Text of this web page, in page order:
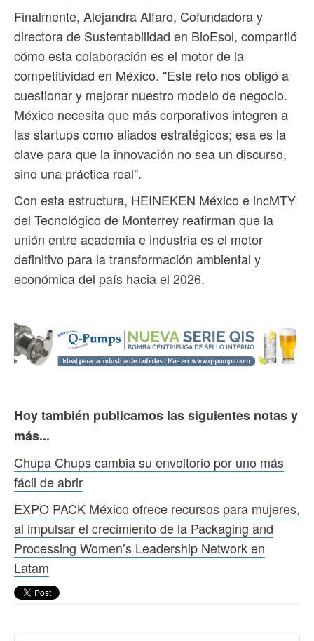
Finalmente, Alejandra Alfaro, Cofundadora y
directora de Sustentabilidad en BioEsol, compartió
cómo esta colaboración es el motor de la
competitividad en México. "Este reto nos obligó a
cuestionar y mejorar nuestro modelo de negocio.
México necesita que más corporativos integren a
las startups como aliados estratégicos; esa es la
clave para que la innovación no sea un discurso,
sino una práctica real".
Con esta estructura, HEINEKEN México e incMTY
del Tecnológico de Monterrey reafirman que la
unión entre academia e industria es el motor
definitivo para la transformación ambiental y
económica del país hacia el 2026.
Hoy también publicamos las siguientes notas y
más...
Chupa Chups cambia su envoltorio por uno más
fácil de abrir
EXPO PACK México ofrece recursos para mujeres,
al impulsar el crecimiento de la Packaging and
Processing Women’s Leadership Network en
Latam